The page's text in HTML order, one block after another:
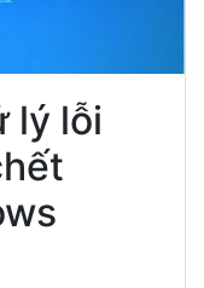
lý lỗi